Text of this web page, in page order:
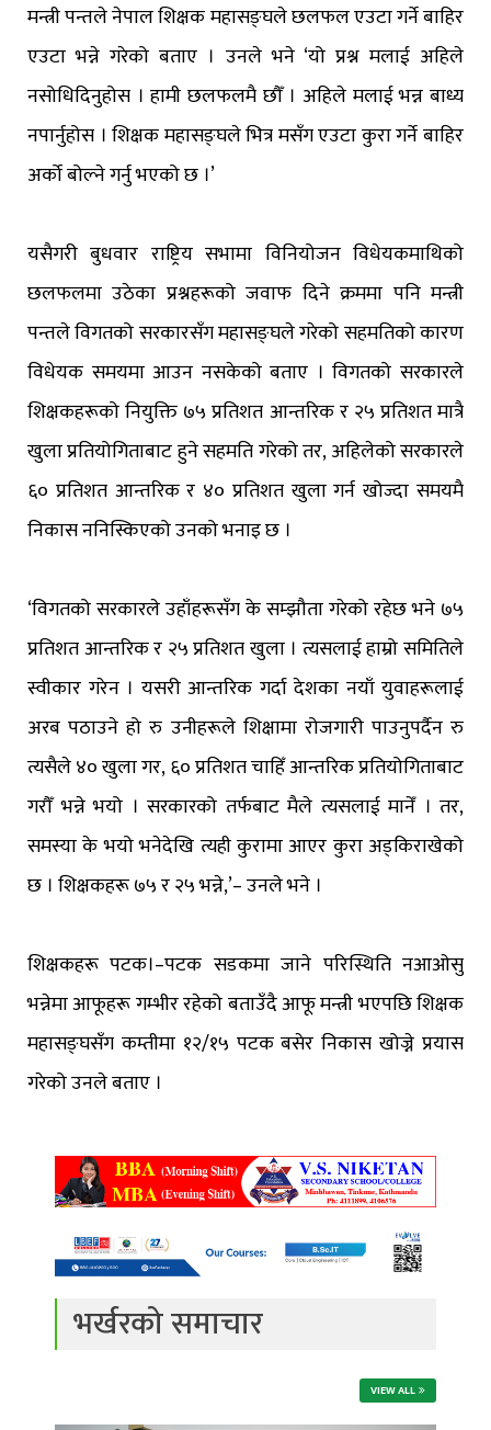
मन्त्री पन्तले नेपाल शिक्षक महासङ्घले छलफल एउटा गर्ने बाहिर
एउटा भन्ने गरेको बताए । उनले भने ‘यो प्रश्न मलाई अहिले
नसोधिदिनुहोस । हामी छलफलमै छौँ । अहिले मलाई भन्न बाध्य
नपार्नुहोस । शिक्षक महासङ्घले भित्र मसँग एउटा कुरा गर्ने बाहिर
अर्को बोल्ने गर्नु भएको छ ।’
यसैगरी बुधवार राष्ट्रिय सभामा विनियोजन विधेयकमाथिको
छलफलमा उठेका प्रश्नहरूको जवाफ दिने क्रममा पनि मन्त्री
पन्तले विगतको सरकारसँग महासङ्घले गरेको सहमतिको कारण
विधेयक समयमा आउन नसकेको बताए । विगतको सरकारले
शिक्षकहरूको नियुक्ति ७५ प्रतिशत आन्तरिक र २५ प्रतिशत मात्रै
खुला प्रतियोगिताबाट हुने सहमति गरेको तर, अहिलेको सरकारले
६० प्रतिशत आन्तरिक र ४० प्रतिशत खुला गर्न खोज्दा समयमै
निकास ननिस्किएको उनको भनाइ छ ।
‘विगतको सरकारले उहाँहरूसँग के सम्झौता गरेको रहेछ भने ७५
प्रतिशत आन्तरिक र २५ प्रतिशत खुला । त्यसलाई हाम्रो समितिले
स्वीकार गरेन । यसरी आन्तरिक गर्दा देशका नयाँ युवाहरूलाई
अरब पठाउने हो रु उनीहरूले शिक्षामा रोजगारी पाउनुपर्दैन रु
त्यसैले ४० खुला गर, ६० प्रतिशत चाहिँ आन्तरिक प्रतियोगिताबाट
गरौँ भन्ने भयो । सरकारको तर्फबाट मैले त्यसलाई मानेँ । तर,
समस्या के भयो भनेदेखि त्यही कुरामा आएर कुरा अड्किराखेको
छ । शिक्षकहरू ७५ र २५ भन्ने,’– उनले भने ।
शिक्षकहरू पटक।–पटक सडकमा जाने परिस्थिति नआओसु
भन्नेमा आफूहरू गम्भीर रहेको बताउँदै आफू मन्त्री भएपछि शिक्षक
महासङ्घसँग कम्तीमा १२/१५ पटक बसेर निकास खोज्ने प्रयास
गरेको उनले बताए ।
भर्खरको समाचार
VIEW ALL